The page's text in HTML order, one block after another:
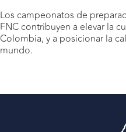
Los campeonatos de
FNC contribuyen a elevar la
Colombia, y a posicionar la
mundo.